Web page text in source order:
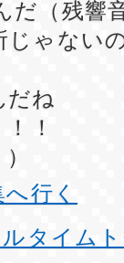
だ（残響
じゃない
だね
！
行く
ルタイム